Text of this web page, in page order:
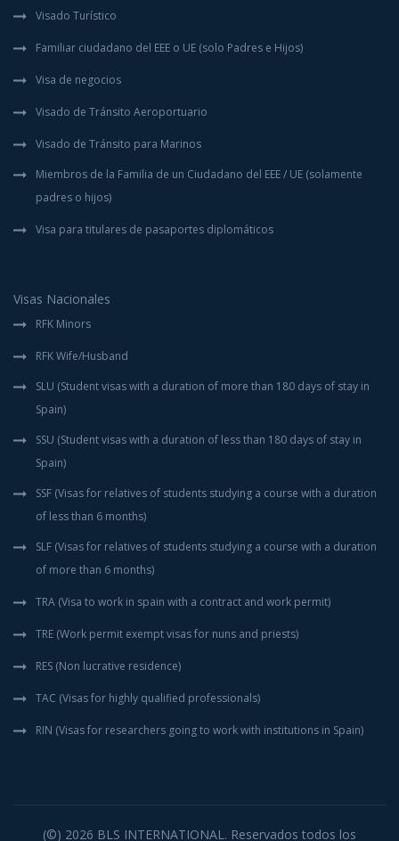
Visado Turístico
Familiar ciudadano del EEE o UE (solo Padres e Hijos)
Visa de negocios
Visado de Tránsito Aeroportuario
Visado de Tránsito para Marinos
Miembros de la Familia de un Ciudadano del EEE / UE (solamente
padres o hijos)
Visa para titulares de pasaportes diplomáticos
Visas Nacionales
RFK Minors
RFK Wife/Husband
SLU (Student visas with a duration of more than 180 days of stay in
Spain)
SSU (Student visas with a duration of less than 180 days of stay in
Spain)
SSF (Visas for relatives of students studying a course with a duration
of less than 6 months)
SLF (Visas for relatives of students studying a course with a duration
of more than 6 months)
TRA (Visa to work in spain with a contract and work permit)
TRE (Work permit exempt visas for nuns and priests)
RES (Non lucrative residence)
TAC (Visas for highly qualified professionals)
RIN (Visas for researchers going to work with institutions in Spain)
(©) 2026 BLS INTERNATIONAL. Reservados todos los